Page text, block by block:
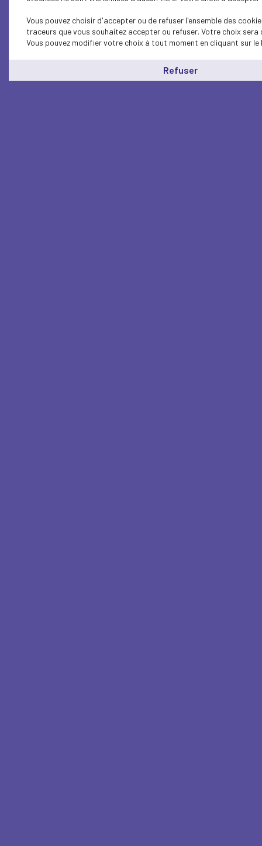
Vous pouvez choisir d'accepter ou de refuser l'ensemble des
traceurs que vous souhaitez accepter ou refuser. Votre choix
Vous pouvez modifier votre choix à tout moment en cliquant sur le
Refuser